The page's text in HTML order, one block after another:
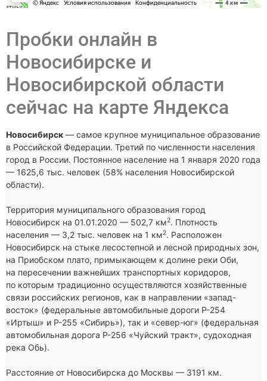
Пробки онлайн в
Новосибирске и
Новосибирской области
сейчас на карте Яндекса
Новосибирск — самое крупное муниципальное образование
в Российской Федерации. Третий по численности населения
город в России. Постоянное население на 1 января 2020 года
— 1625,6 тыс. человек (58% населения Новосибирской
области).
Территория муниципального образования город
Новосибирск на 01.01.2020 — 502,7 км2. Плотность
населения — 3,2 тыс. человек на 1 км2. Расположен
Новосибирск на стыке лесостепной и лесной природных зон,
на Приобском плато, примыкающем к долине реки Оби,
на пересечении важнейших транспортных коридоров,
по которым традиционно осуществляются хозяйственные
связи российских регионов, как в направлении «запад-
восток» (федеральные автомобильные дороги Р-254
«Иртыш» и Р-255 «Сибирь»), так и «север-юг» (федеральная
автомобильная дорога Р-256 «Чуйский тракт», судоходная
река Обь).
Расстояние от Новосибирска до Москвы — 3191 км.